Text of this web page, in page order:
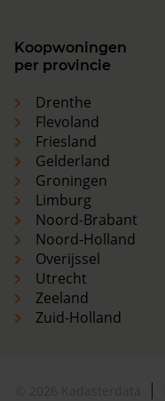
Koopwoningen
per provincie
Drenthe
Flevoland
Friesland
Gelderland
Groningen
Limburg
Noord-Brabant
Noord-Holland
Overijssel
Utrecht
Zeeland
Zuid-Holland